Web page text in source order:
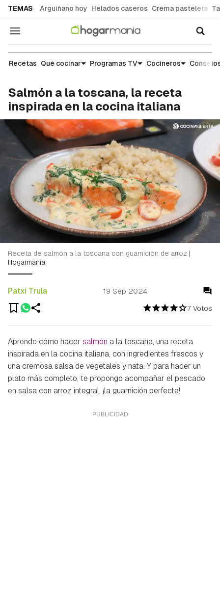
TEMAS Arguiñano hoy Helados caseros Crema pastelera
Navegación
Recetas
Recetas Qué cocinar Programas TV Cocineros
Salmón a la toscana, la receta
inspirada en la cocina italiana
7 Votos
Patxi Trula 19 Sep 2024
Receta de salmón a la toscana con guarnición de arroz |
Hogarmania
Aprende cómo hacer salmón a la toscana, una receta
inspirada en la cocina italiana, con ingredientes frescos y
una cremosa salsa de vegetales y nata. Y para hacer un
plato más completo, te propongo acompañar el pescado
en salsa con arroz integral, ¡la guarnición perfecta!